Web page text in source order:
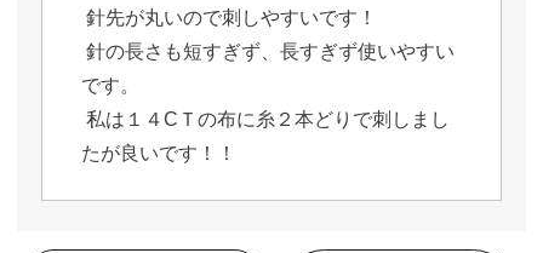
針先が丸いので刺しやすいです！
針の長さも短すぎず、長すぎず使いやすい
です。
私は１４CＴの布に糸２本どりで刺しまし
たが良いです！！